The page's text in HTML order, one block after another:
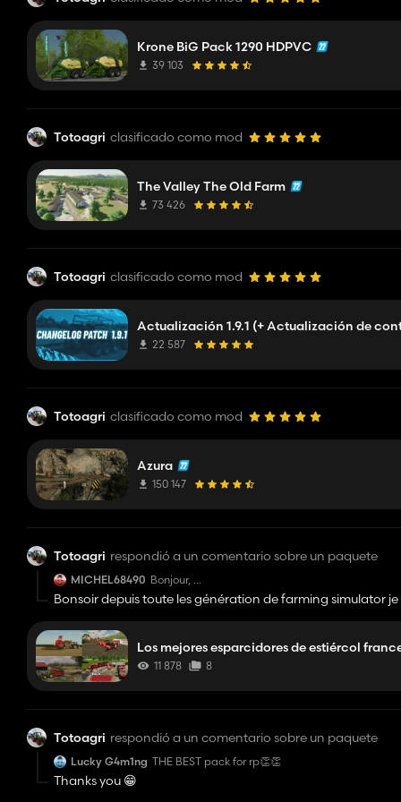
Krone BiG Pack 1290 HDPVC
39 103
Totoagri clasificado como mod
The Valley The Old Farm
73 426
Totoagri clasificado como mod
Actualización 1.9.1 (+ Actualización de
22 587
Totoagri clasificado como mod
Azura
150 147
Totoagri respondió a un comentario sobre un paquete
MICHEL68490 Bonjour,
super pack :D je recherche un
Bonsoir depuis toute les génération de farming simulator
Los mejores esparcidores de estiércol
11 878 8
Totoagri respondió a un comentario sobre un paquete
Lucky G4m1ng THE BEST pack for rp👏👏
Thanks you 😁